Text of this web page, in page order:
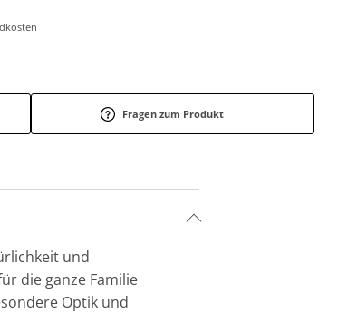
Fragen zum Produkt
und
die ganze Familie
Optik und